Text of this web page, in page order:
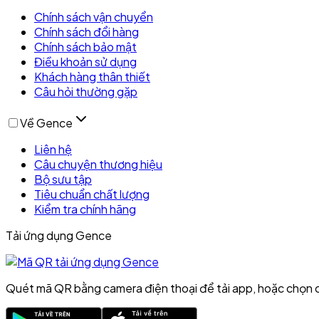
Chính sách vận chuyển
Chính sách đổi hàng
Chính sách bảo mật
Điều khoản sử dụng
Khách hàng thân thiết
Câu hỏi thường gặp
Về Gence
Liên hệ
Câu chuyện thương hiệu
Bộ sưu tập
Tiêu chuẩn chất lượng
Kiểm tra chính hãng
Tải ứng dụng Gence
Quét mã QR bằng camera điện thoại để tải app, hoặc chọn